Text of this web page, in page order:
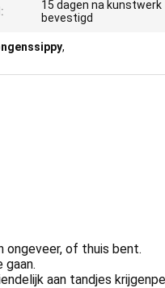
15 dagen na kunstwerk
bevestigd
,
ongeveer, of thuis bent.
gaan.
aan tandjes